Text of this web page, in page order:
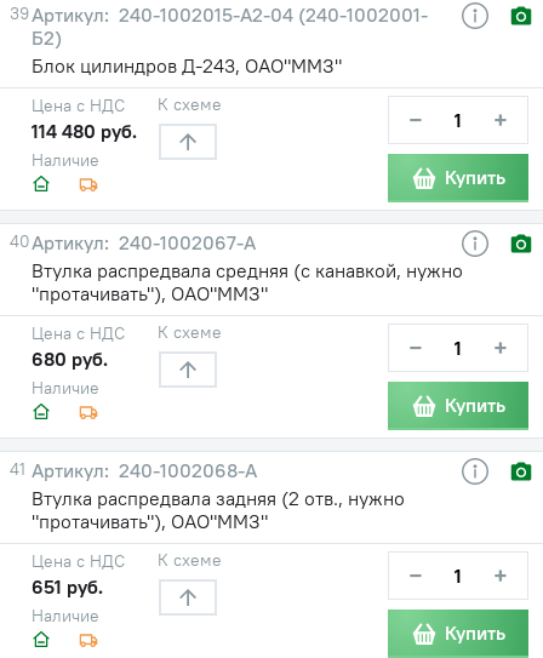
39
240-1002015-А2-04 (240-1002001-
Б2)
Блок цилиндров Д-243, ОАО"ММЗ"
Наличие
Цена с НДС
114 480 руб.
К схеме − +
Купить
40
240-1002067-А
Втулка распредвала средняя (с канавкой, нужно
"протачивать"), ОАО"ММЗ"
Наличие
Цена с НДС
680 руб.
К схеме − +
Купить
41
240-1002068-А
Втулка распредвала задняя (2 отв., нужно
"протачивать"), ОАО"ММЗ"
Наличие
Цена с НДС
651 руб.
К схеме − +
Купить